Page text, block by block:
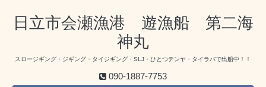
日立市会瀬漁港 遊漁船 第二海
神丸
スロージギング・ジギング・タイジギング・SLJ・ひとつテンヤ・タイラバで出船中！！
090-1887-7753